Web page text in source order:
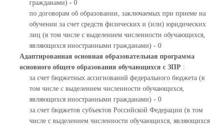
гражданами) - 0
по договорам об образовании, заключаемых при приеме на
обучении за счет средств физических и (или) юридических
лиц (в том числе с выделением численности обучающихся,
являющихся иностранными гражданами) - 0
Адаптированная основная образовательная программа
основного общего образования обучающихся с ЗПР :
за счет бюджетных ассигнований федерального бюджета (в
том числе с выделением численности обучающихся,
являющихся иностранными гражданами) - 0
за счет бюджетов субъектов Российской Федерации (в том
числе с выделением численности обучающихся, являющихся